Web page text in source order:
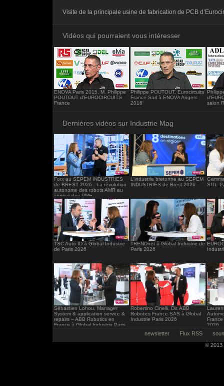
frameborder="0"></iframe>
Visite de la principale usine de fabrication de PCB
Vidéos qui pourraient vous intéresser
ENOVA Paris 2015, M. Philippe
POUTOUT d’EUROCIRCUITS
France
Philippe POUTOUT, Eurocircuits
France Sarl à ENOVA Angers
2016
salon
Dernières vidéos sur Industrie Mag
Forx au SEPEM INDUSTRIES
de BREST 2026 : La révolution
autonome des robots AMR au
service des PME
L'industrie bretonne au SEPEM
INDUSTRIES de Brest 2026
SITL
TSC Auto ID à Global Industrie
de Paris 2026
TRENDnet à Global Industrie de
Paris 2026
Sébastien Lohou, Manager
System & application service &
repairs – ABB Robotics en
France à Global Industrie Paris
Robertino Cinelli, Dir. ABB
Robotics France SAS à Global
Industrie Paris 2026
2026
newsletter Flux RSS
© 2013